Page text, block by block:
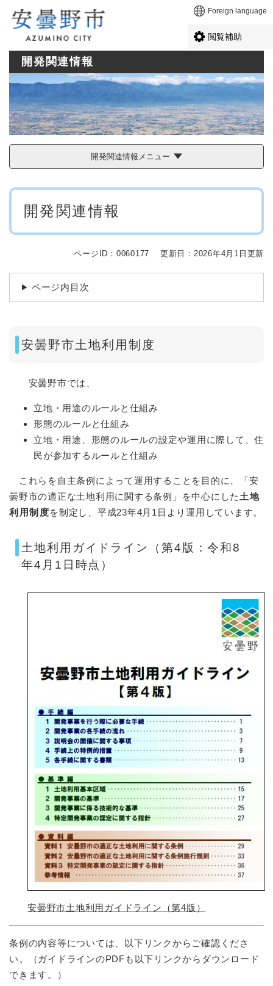
メニューを飛ばして本文へ Foreign language
閲覧補助
開発関連情報
開発関連情報メニュー
本
開発関連情報
ページID：0060177 更新日：2026年4月1日更新
ページ内目次
安曇野市土地利用制度
安曇野市では、
立地・用途のルールと仕組み
形態のルールと仕組み
立地・用途、形態のルールの設定や運用に際して、住
民が参加するルールと仕組み
これらを自主条例によって運用することを目的に、「安
曇野市の適正な土地利用に関する条例」を中心にした 土地
利用制度を制定し、平成23年4月1日より運用しています。
土地利用ガイドライン（第4版：令和8
年4月1日時点）
安曇野市土地利用ガイドライン（第4版）
条例の内容等については、以下リンクからご確認くださ
い。（ガイドラインのPDFも以下リンクからダウンロード
できます。）